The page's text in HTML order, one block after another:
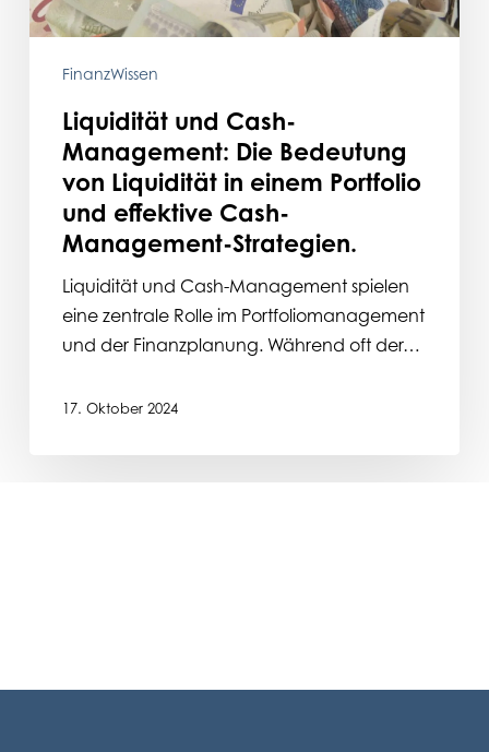
Liquidität
in
einem
effektive
Cash-
Management-
Strategien.
FinanzWissen
Liquidität und Cash-
Management: Die Bedeutung
von Liquidität in einem Portfolio
und effektive Cash-
Management-Strategien.
Liquidität und Cash-Management spielen
eine zentrale Rolle im Portfoliomanagement
und der Finanzplanung. Während oft der…
17. Oktober 2024